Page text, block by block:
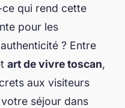
qui rend cette
pour les
? Entre
art de vivre toscan,
aux visiteurs
séjour dans